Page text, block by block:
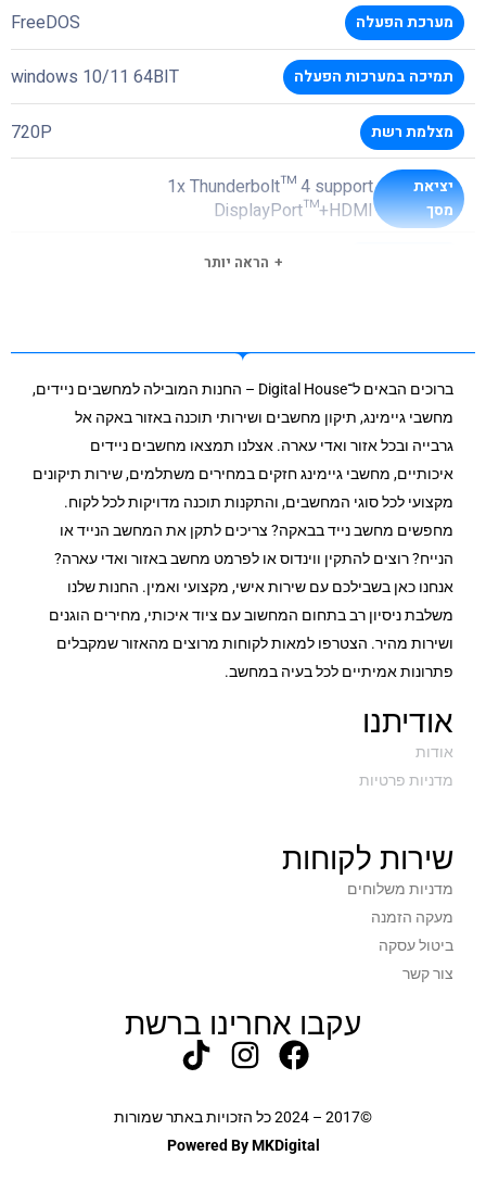
מערכת הפעלה FreeDOS
תמיכה במערכות הפעלה windows 10/11 64BIT
מצלמת רשת 720P
יציאת
מסך
1x Thunderbolt™ 4 support
DisplayPort™+HDMI
כניסת
USB3
2xUSB 2.0, 1xUSB 3.2 Gen 1, 1xUSB-C 3.2 Gen
1
TPM 2.0
משקל בק"ג
צבע
תקופת אחריות
הראה יותר
ברוכים הבאים ל־Digital House – החנות המובילה למחשבים ניידים,
מחשבי גיימינג, תיקון מחשבים ושירותי תוכנה באזור באקה אל
גרבייה ובכל אזור ואדי עארה. אצלנו תמצאו מחשבים ניידים
איכותיים, מחשבי גיימינג חזקים במחירים משתלמים, שירות תיקונים
מקצועי לכל סוגי המחשבים, והתקנות תוכנה מדויקות לכל לקוח.
מחפשים מחשב נייד בבאקה? צריכים לתקן את המחשב הנייד או
הנייח? רוצים להתקין ווינדוס או לפרמט מחשב באזור ואדי עארה?
אנחנו כאן בשבילכם עם שירות אישי, מקצועי ואמין. החנות שלנו
משלבת ניסיון רב בתחום המחשוב עם ציוד איכותי, מחירים הוגנים
ושירות מהיר. הצטרפו למאות לקוחות מרוצים מהאזור שמקבלים
פתרונות אמיתיים לכל בעיה במחשב.
אודיתנו
אודות
מדניות פרטיות
שירות לקוחות
מדניות משלוחים
מעקה הזמנה
ביטול עסקה
צור קשר
עקבו אחרינו ברשת
©2017 – 2024 כל הזכויות באתר שמורות
Powered By MKDigital